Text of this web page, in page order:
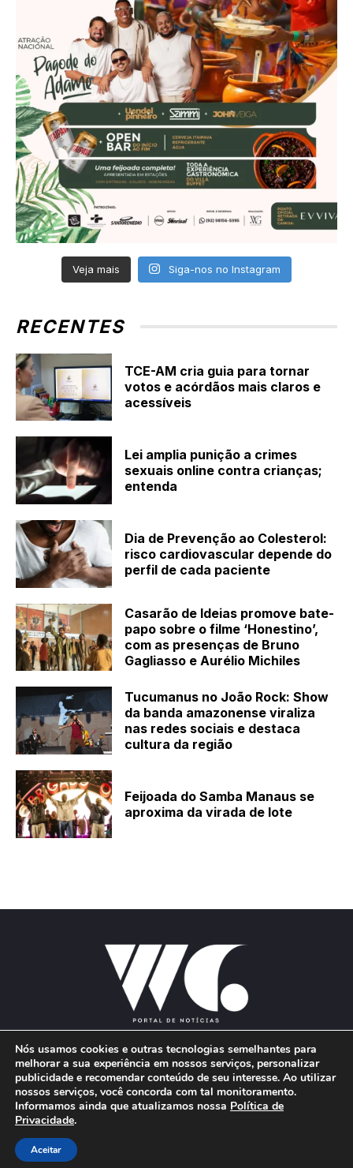
Veja mais Siga-nos no Instagram
RECENTES
TCE-AM cria guia para tornar
votos e acórdãos mais claros e
acessíveis
Lei amplia punição a crimes
sexuais online contra crianças;
entenda
Dia de Prevenção ao Colesterol:
risco cardiovascular depende do
perfil de cada paciente
Casarão de Ideias promove bate-
papo sobre o filme ‘Honestino’,
com as presenças de Bruno
Gagliasso e Aurélio Michiles
Tucumanus no João Rock: Show
da banda amazonense viraliza
nas redes sociais e destaca
cultura da região
Feijoada do Samba Manaus se
aproxima da virada de lote
E-mail: wgproducoes2018@gmail.com
© 2026 Portal W&G - Desenvolvido por
Nós usamos cookies e outras tecnologias semelhantes para
melhorar a sua experiência em nossos serviços, personalizar
publicidade e recomendar conteúdo de seu interesse. Ao utilizar
nossos serviços, você concorda com tal monitoramento.
Informamos ainda que atualizamos nossa Política de
Privacidade.
Aceitar